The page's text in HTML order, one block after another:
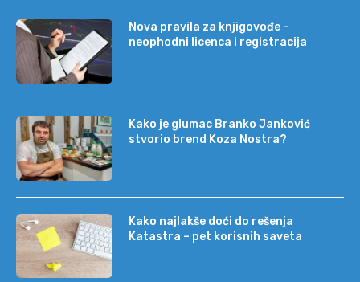
Nova pravila za knjigovođe –
neophodni licenca i registracija
Kako je glumac Branko Janković
stvorio brend Koza Nostra?
Kako najlakše doći do rešenja
Katastra – pet korisnih saveta